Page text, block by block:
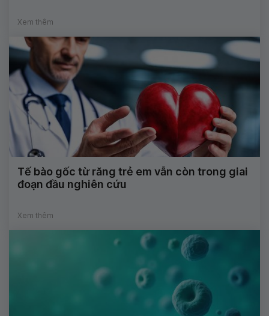
Xem thêm
Tế bào gốc từ răng trẻ em vẫn còn trong giai
đoạn đầu nghiên cứu
Xem thêm